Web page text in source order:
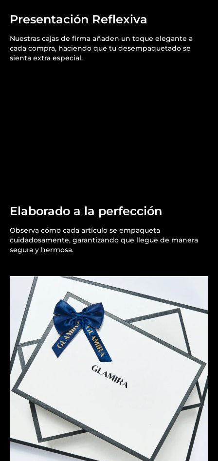
Presentación Reflexiva
Nuestras cajas de firma añaden un toque elegante a
cada compra, haciendo que tu desempaquetado se
sienta extra especial.
Elaborado a la perfección
Observa cómo cada artículo se empaqueta
cuidadosamente, garantizando que llegue de manera
segura y hermosa.